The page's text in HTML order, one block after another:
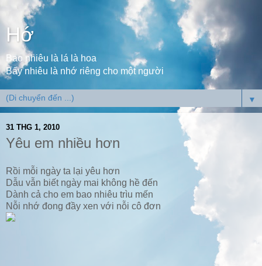
Hớ
Bao nhiêu là lá là hoa
Bấy nhiêu là nhớ riêng cho một người
▼
31 THG 1, 2010
Yêu em nhiều hơn
Rồi mỗi ngày ta lại yêu hơn
Dẫu vẫn biết ngày mai không hề đến
Dành cả cho em bao nhiêu trìu mến
Nỗi nhớ đong đầy xen với nỗi cô đơn